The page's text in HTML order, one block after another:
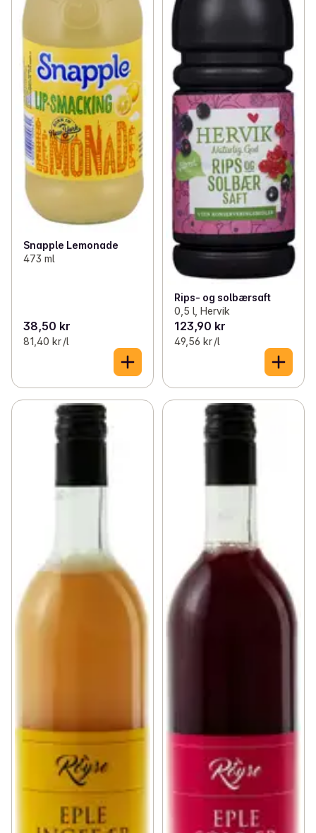
Snapple Lemonade
473 ml
38,50 kr
81,40 kr /l
Rips- og solbærsaft
0,5 l, Hervik
123,90 kr
49,56 kr /l